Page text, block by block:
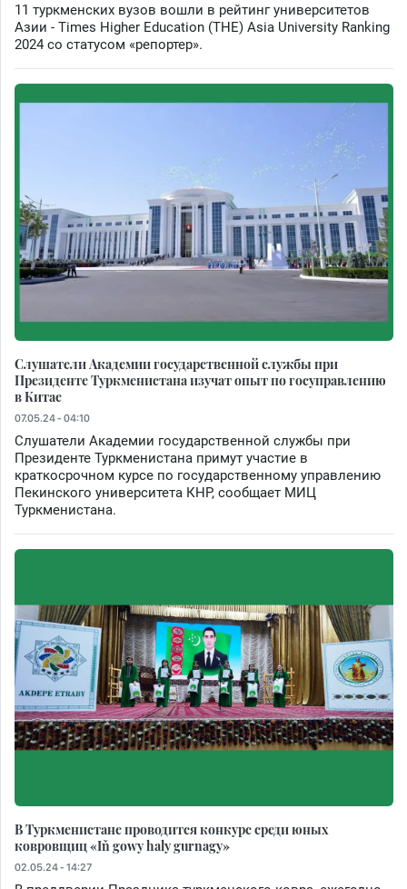
11 туркменских вузов вошли в рейтинг университетов
Азии - Times Higher Education (THE) Asia University Ranking
2024 со статусом «репортер».
Слушатели Академии государственной службы при
Президенте Туркменистана изучат опыт по госуправлению
в Китае
07.05.24 - 04:10
Слушатели Академии государственной службы при
Президенте Туркменистана примут участие в
краткосрочном курсе по государственному управлению
Пекинского университета КНР, сообщает МИЦ
Туркменистана.
В Туркменистане проводится конкурс среди юных
ковровщиц «Iň gowy haly gurnagy»
02.05.24 - 14:27